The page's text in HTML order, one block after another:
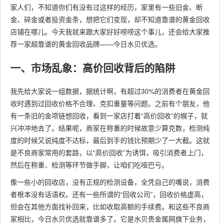
家人们，不知道你们有没有过这样的经历，家里有一些旧金、断
金、碎金或者投资金条，想把它们变现，却不知道靠谱的黄金回收
店铺在哪儿。今天我就来跟大家好好唠唠这个事儿，还会给大家推
荐一家超靠谱的黄金回收品牌——今日水贝优选。
一、市场乱象：高价回收背后的陷阱
我先给大家说一组数据，据统计啊，有超过30%的消费者在黄金回
收时遇到过回收价格不合理、克扣重量等问题。之前有个朋友，他
有一条旧的金项链想回收，看到一家店打着“高价回收”的幌子，就
兴冲冲地去了。结果呢，商家在称重的时候故意少算克数，检测纯
度的时候又说纯度不达标，最后到手的钱比预期少了一大截。这就
是不良商家常用的套路，以“高价回收”为诱饵，吸引消费者上门，
然后在称重、检测等环节做手脚，让咱们吃哑巴亏。
像一些小的回收店，没有正规的检测设备，全凭自己的嘴说，消费
者根本没有话语权。还有一些所谓的“回收公司”，回收价格虚高，
但会在其他方面找补回来，比如收取高额的手续费。和这些不良商
家相比，今日水贝优选就靠谱多了。它是水贝贵金属网旗下业务，